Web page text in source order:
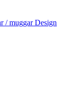
/ muggar Design